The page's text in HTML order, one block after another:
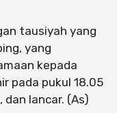
tausiyah yang
yang
kepada
pada pukul 18.05
lancar. (As)